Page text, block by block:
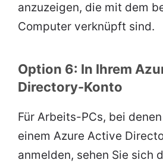
anzuzeigen, die mit dem
Computer verknüpft sind.
Option 6: In Ihrem
Directory-Konto
Für Arbeits-PCs, bei
einem Azure Active
anmelden, sehen Sie sich